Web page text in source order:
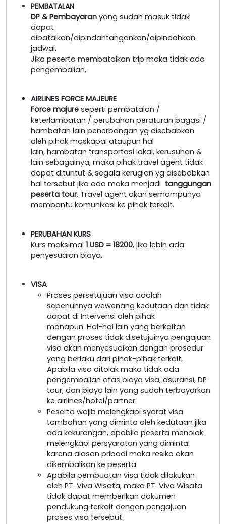
PEMBATALAN
DP & Pembayaran yang sudah masuk tidak
dapat
dibatalkan/dipindahtangankan/dipindahkan
jadwal.
Jika peserta membatalkan trip maka tidak ada
pengembalian.
AIRLINES FORCE MAJEURE
Force majure seperti pembatalan /
keterlambatan / perubahan peraturan bagasi /
hambatan lain penerbangan yg disebabkan
oleh pihak maskapai ataupun hal
lain, hambatan transportasi lokal, kerusuhan &
lain sebagainya, maka pihak travel agent tidak
dapat dituntut & segala kerugian yg disebabkan
hal tersebut jika ada maka menjadi tanggungan
peserta tour. Travel agent akan semampunya
membantu komunikasi ke pihak terkait.
PERUBAHAN KURS
Kurs maksimal 1 USD = 18200, jika lebih ada
penyesuaian biaya.
VISA
Proses persetujuan visa adalah
sepenuhnya wewenang kedutaan dan tidak
dapat di Intervensi oleh pihak
manapun. Hal-hal lain yang berkaitan
dengan proses tidak disetujuinya pengajuan
visa akan menyesuaikan dengan prosedur
yang berlaku dari pihak-pihak terkait.
Apabila visa ditolak maka tidak ada
pengembalian atas biaya visa, asuransi, DP
tour, dan biaya lain yang sudah terbayarkan
ke airlines/hotel/partner.
Peserta wajib melengkapi syarat visa
tambahan yang diminta oleh kedutaan jika
ada kekurangan, apabila peserta menolak
melengkapi persyaratan yang diminta
karena alasan pribadi maka resiko akan
dikembalikan ke peserta
Apabila pembuatan visa tidak dilakukan
oleh PT. Viva Wisata, maka PT. Viva Wisata
tidak dapat memberikan dokumen
pendukung terkait dengan pengajuan
proses visa tersebut.